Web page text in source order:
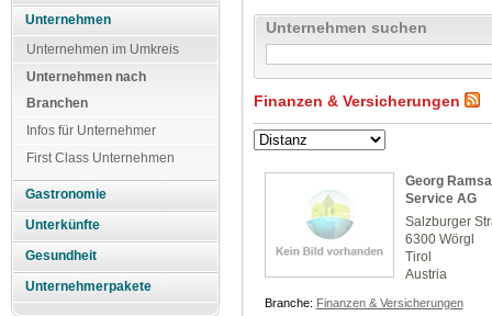
Unternehmen
Unternehmen im Umkreis
Unternehmen nach
Branchen
Infos für Unternehmer
First Class Unternehmen
Gastronomie
Unterkünfte
Gesundheit
Unternehmerpakete
Unternehmen suchen
Finanzen & Versicherungen
Georg
Service AG
Salzburger
6300 Wörgl
Tirol
Austria
Branche: Finanzen & Versicherungen